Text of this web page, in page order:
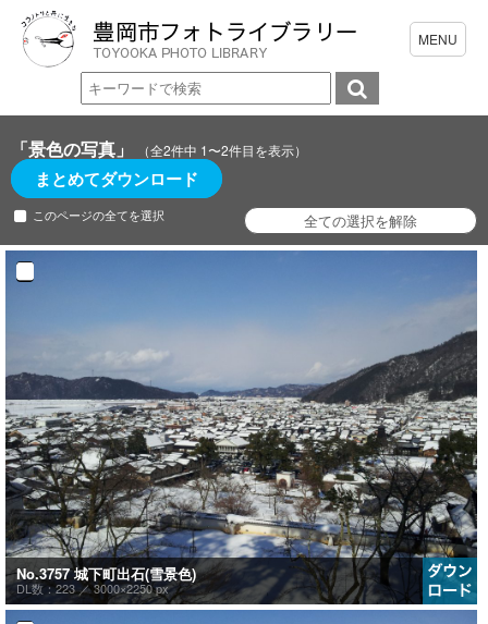
「景色の写真」 （全2件中 1〜2件目を表示）
まとめてダウンロード
このページの全てを選択
No.3757 城下町出石(雪景色)
DL数：223 ／3000×2250 px